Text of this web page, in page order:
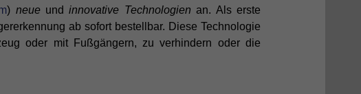
) neueundinnovative Technologien an. Als erste
ab sofort bestellbar. Diese Technologie
oder mit Fußgängern, zu verhindern oder die